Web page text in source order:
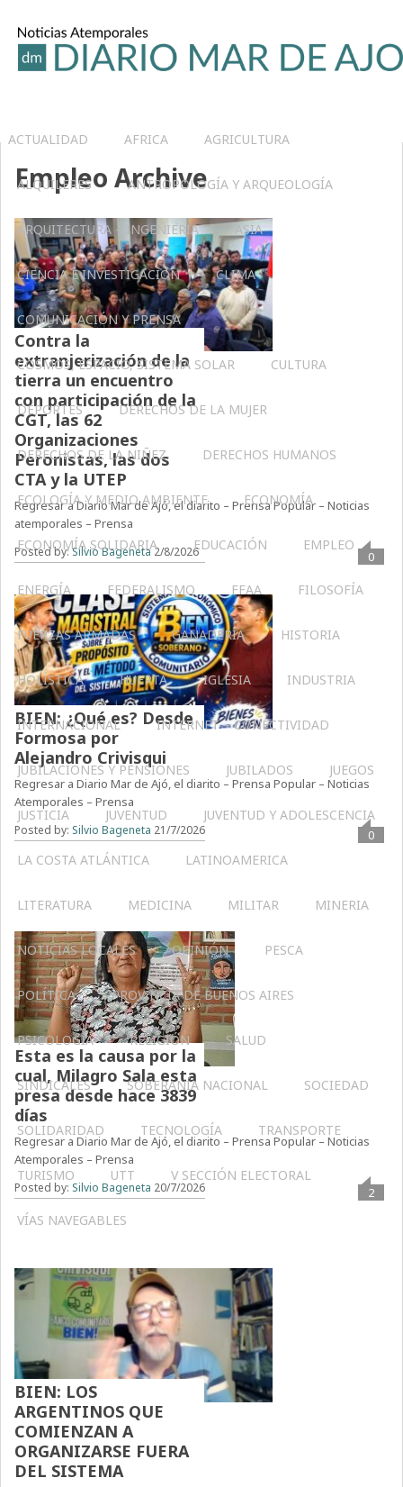
ACTUALIDAD AFRICA AGRICULTURA
ALQUILERES ANTROPOLOGÍA Y ARQUEOLOGÍA
ARQUITECTURA – INGENIERIA ASIA
CIENCIA E INVESTIGACIÓN CLIMA
COMUNICACIÓN Y PRENSA
COSMOS, ESPACIO, SISTEMA SOLAR CULTURA
DEPORTES DERECHOS DE LA MUJER
DERECHOS DE LA NIÑEZ DERECHOS HUMANOS
ECOLOGÍA Y MEDIO AMBIENTE ECONOMÍA
ECONOMÍA SOLIDARIA EDUCACIÓN EMPLEO
ENERGÍA FEDERALISMO FFAA FILOSOFÍA
FUERZAS ARMADAS GANADERIA HISTORIA
HOLÍSTICA HUERTA IGLESIA INDUSTRIA
INTERNACIONAL INTERNET – CONECTIVIDAD
JUBILACIONES Y PENSIONES JUBILADOS JUEGOS
JUSTICIA JUVENTUD JUVENTUD Y ADOLESCENCIA
LA COSTA ATLÁNTICA LATINOAMERICA
LITERATURA MEDICINA MILITAR MINERIA
NOTICIAS LOCALES OPINIÓN PESCA
POLÍTICA PROVINCIA DE BUENOS AIRES
PSICOLOGÍA RELIGIÓN SALUD
SINDICALES SOBERANÍA NACIONAL SOCIEDAD
SOLIDARIDAD TECNOLOGÍA TRANSPORTE
TURISMO UTT V SECCIÓN ELECTORAL
VÍAS NAVEGABLES
Empleo Archive
Contra la
extranjerización de la
tierra un encuentro
con participación de la
CGT, las 62
Organizaciones
Peronistas, las dos
CTA y la UTEP
Regresar a Diario Mar de Ajó, el diarito – Prensa Popular – Noticias
atemporales – Prensa
Posted by:Silvio Bageneta 2/8/2026 0
BIEN: ¿Qué es? Desde
Formosa por
Alejandro Crivisqui
Regresar a Diario Mar de Ajó, el diarito – Prensa Popular – Noticias
Atemporales – Prensa
Posted by: Silvio Bageneta 21/7/2026 0
Esta es la causa por la
cual, Milagro Sala esta
presa desde hace 3839
días
Regresar a Diario Mar de Ajó, el diarito – Prensa Popular – Noticias
Atemporales – Prensa
Posted by: Silvio Bageneta 20/7/2026 2
BIEN: LOS
ARGENTINOS QUE
COMIENZAN A
ORGANIZARSE FUERA
DEL SISTEMA